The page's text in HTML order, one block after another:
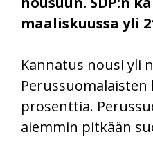
maaliskuussa yli
Kannatus nousi yli
Perussuomalaisten
prosenttia.
aiemmin pitkään